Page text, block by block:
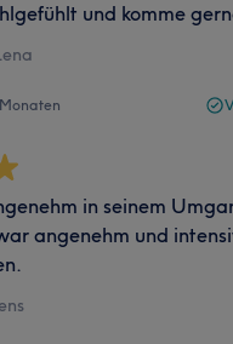
und komme
in seinem
angenehm und